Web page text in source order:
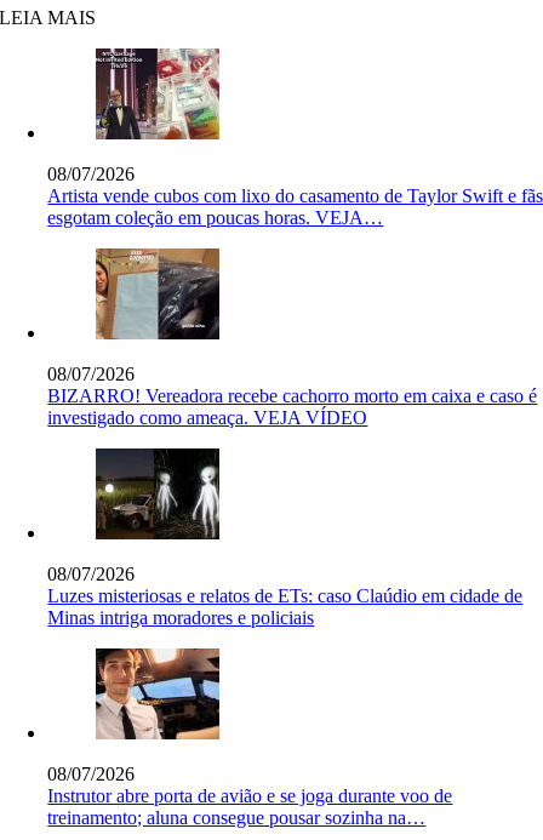
LEIA MAIS
08/07/2026
Artista vende cubos com lixo do casamento de Taylor Swift e fãs
esgotam coleção em poucas horas. VEJA…
08/07/2026
BIZARRO! Vereadora recebe cachorro morto em caixa e caso é
investigado como ameaça. VEJA VÍDEO
08/07/2026
Luzes misteriosas e relatos de ETs: caso Claúdio em cidade de
Minas intriga moradores e policiais
08/07/2026
Instrutor abre porta de avião e se joga durante voo de
treinamento; aluna consegue pousar sozinha na…